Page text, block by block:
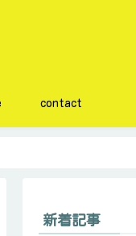
contact
新着記事